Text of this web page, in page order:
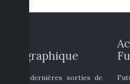
les dernières sorties de